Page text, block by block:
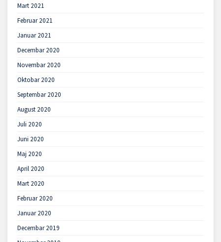
Mart 2021
Februar 2021
Januar 2021
Decembar 2020
Novembar 2020
Oktobar 2020
Septembar 2020
August 2020
Juli 2020
Juni 2020
Maj 2020
April 2020
Mart 2020
Februar 2020
Januar 2020
Decembar 2019